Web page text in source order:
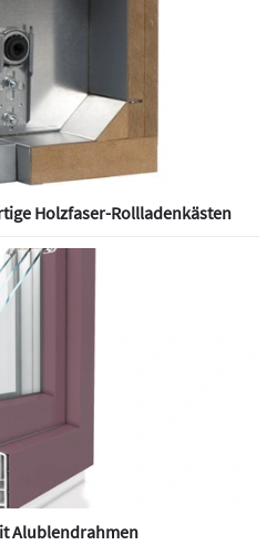
Holzfaser-Rollladenkästen
Alublendrahmen